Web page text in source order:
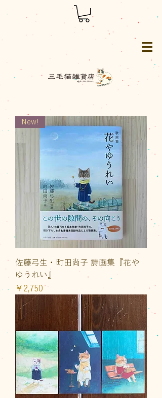
New!
佐藤弓生・町田尚子 詩画集『花や
ゆうれい』
価格
￥2,750